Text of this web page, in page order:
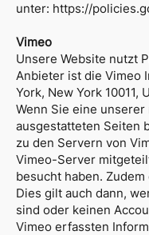
unter: https://
Vimeo
Unsere Website nutzt
Anbieter ist die Vimeo
York, New York 10011,
Wenn Sie eine
ausgestatteten Seiten
zu den Servern von
Vimeo-Server
besucht haben.
Dies gilt auch dann,
sind oder keinen
Vimeo erfassten